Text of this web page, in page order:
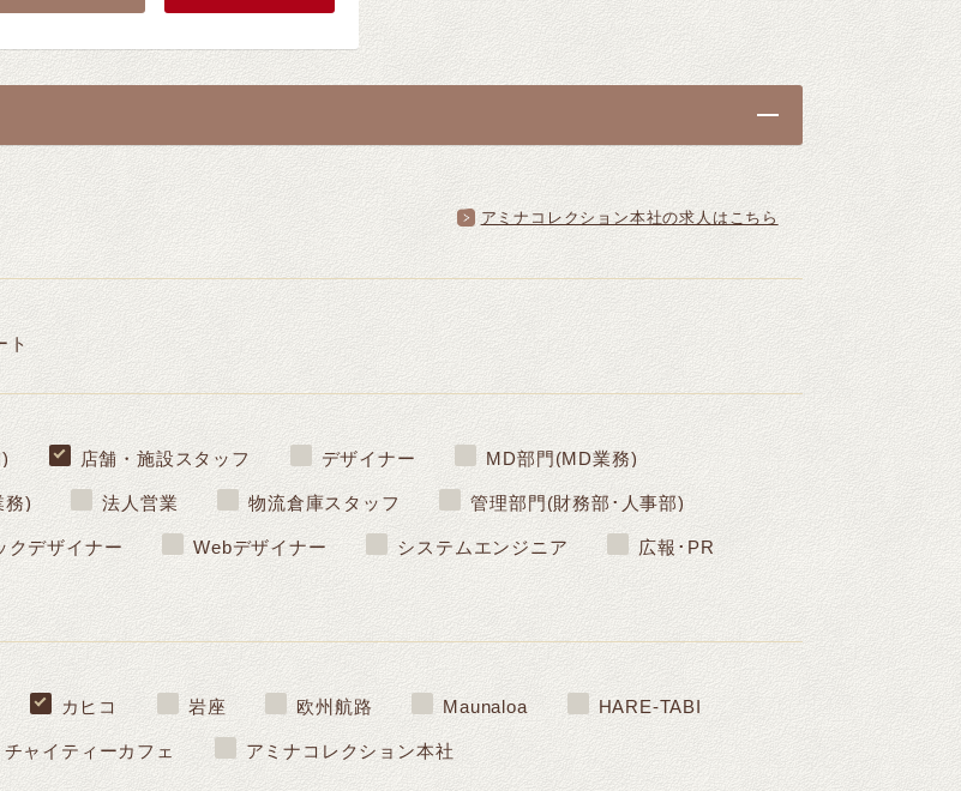
アミナコレクション本社の求人はこちら
ト
店舗・施設スタッフ デザイナー MD部門(MD業務)
務) 法人営業 物流倉庫スタッフ 管理部門(財務部･人事部)
クデザイナー Webデザイナー システムエンジニア 広報･PR
カヒコ 岩座 欧州航路 Maunaloa HARE-TABI
チャイティーカフェ アミナコレクション本社